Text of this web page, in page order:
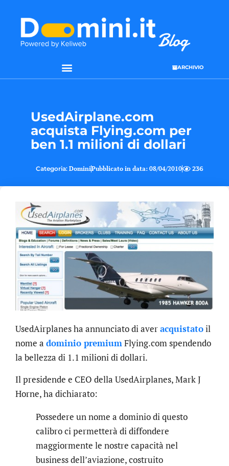
ARCHIVIO
UsedAirplane.com
acquista Flying.com per
ben 1.1 milioni di dollari
Categoria: DominiPubblicato in data: 08/04/2010 236
UsedAirplanes ha annunciato di averacquistatoil
nome a dominio premiumFlying.com spendendo
la bellezza di 1.1 milioni di dollari.
Il presidende e CEO della UsedAirplanes, Mark J
Horne, ha dichiarato:
Possedere un nome a dominio di questo
calibro ci permetterà di diffondere
maggiormente le nostre capacità nel
business dell’aviazione, costruito